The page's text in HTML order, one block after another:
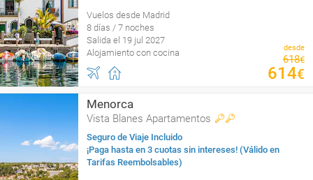
Vuelos desde Madrid
8 días / 7 noches
Salida el 19 jul 2027
Alojamiento con cocina
desde
618€
614€
Menorca
Vista Blanes Apartamentos
Seguro de Viaje Incluido
¡Paga hasta en 3 cuotas sin intereses! (Válido en
Tarifas Reembolsables)